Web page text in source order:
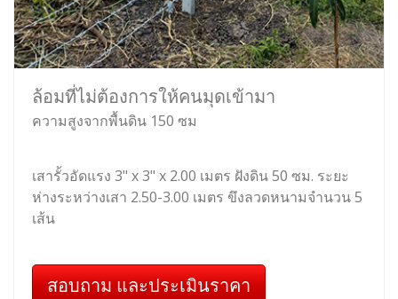
ล้อมที่ไม่ต้องการให้คนมุดเข้ามา
ความสูงจากพื้นดิน 150 ซม
เสารั้วอัดแรง 3" x 3" x 2.00 เมตร ฝังดิน 50 ซม. ระยะ
ห่างระหว่างเสา 2.50-3.00 เมตร ขึงลวดหนามจำนวน 5
เส้น
สอบถาม และประเมินราคา